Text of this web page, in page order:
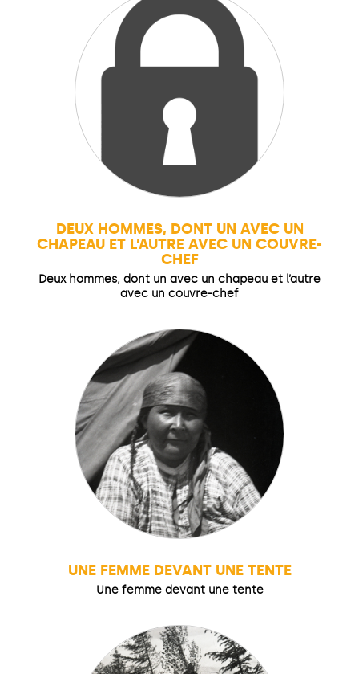
DEUX HOMMES, DONT UN AVEC UN
CHAPEAU ET L’AUTRE AVEC UN COUVRE-
CHEF
Deux hommes, dont un avec un chapeau et l’autre
avec un couvre-chef
UNE FEMME DEVANT UNE TENTE
Une femme devant une tente